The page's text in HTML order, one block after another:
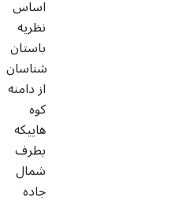
اساس
نظریه
باستان
شناسان
از دامنه
کوه
هاییکه
بطرف
شمال
جاده